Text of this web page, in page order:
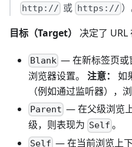
http:// 或 https:// ）
目标（Target）
决定了 URL
Blank — 在新标签页或
浏览器设置。 注意：
如
（例如通过监听器），
Parent — 在父级浏览
级，则表现为 Self 。
Self — 在当前浏览上下